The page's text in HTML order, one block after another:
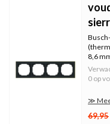
8,6
0 op
≫
69,95